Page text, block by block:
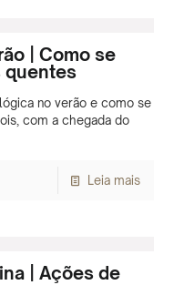
| Como se
quentes
no verão e como se
com a chegada do
Leia mais
| Ações de